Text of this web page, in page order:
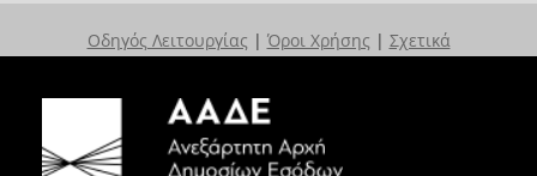
Οδηγός Λειτουργίας | Όροι Χρήσης | Σχετικά